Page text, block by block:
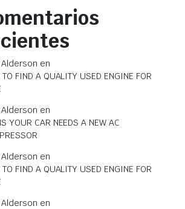
en
TO FIND A QUALITY USED ENGINE FOR
en
YOUR CAR NEEDS A NEW AC
en
TO FIND A QUALITY USED ENGINE FOR
en